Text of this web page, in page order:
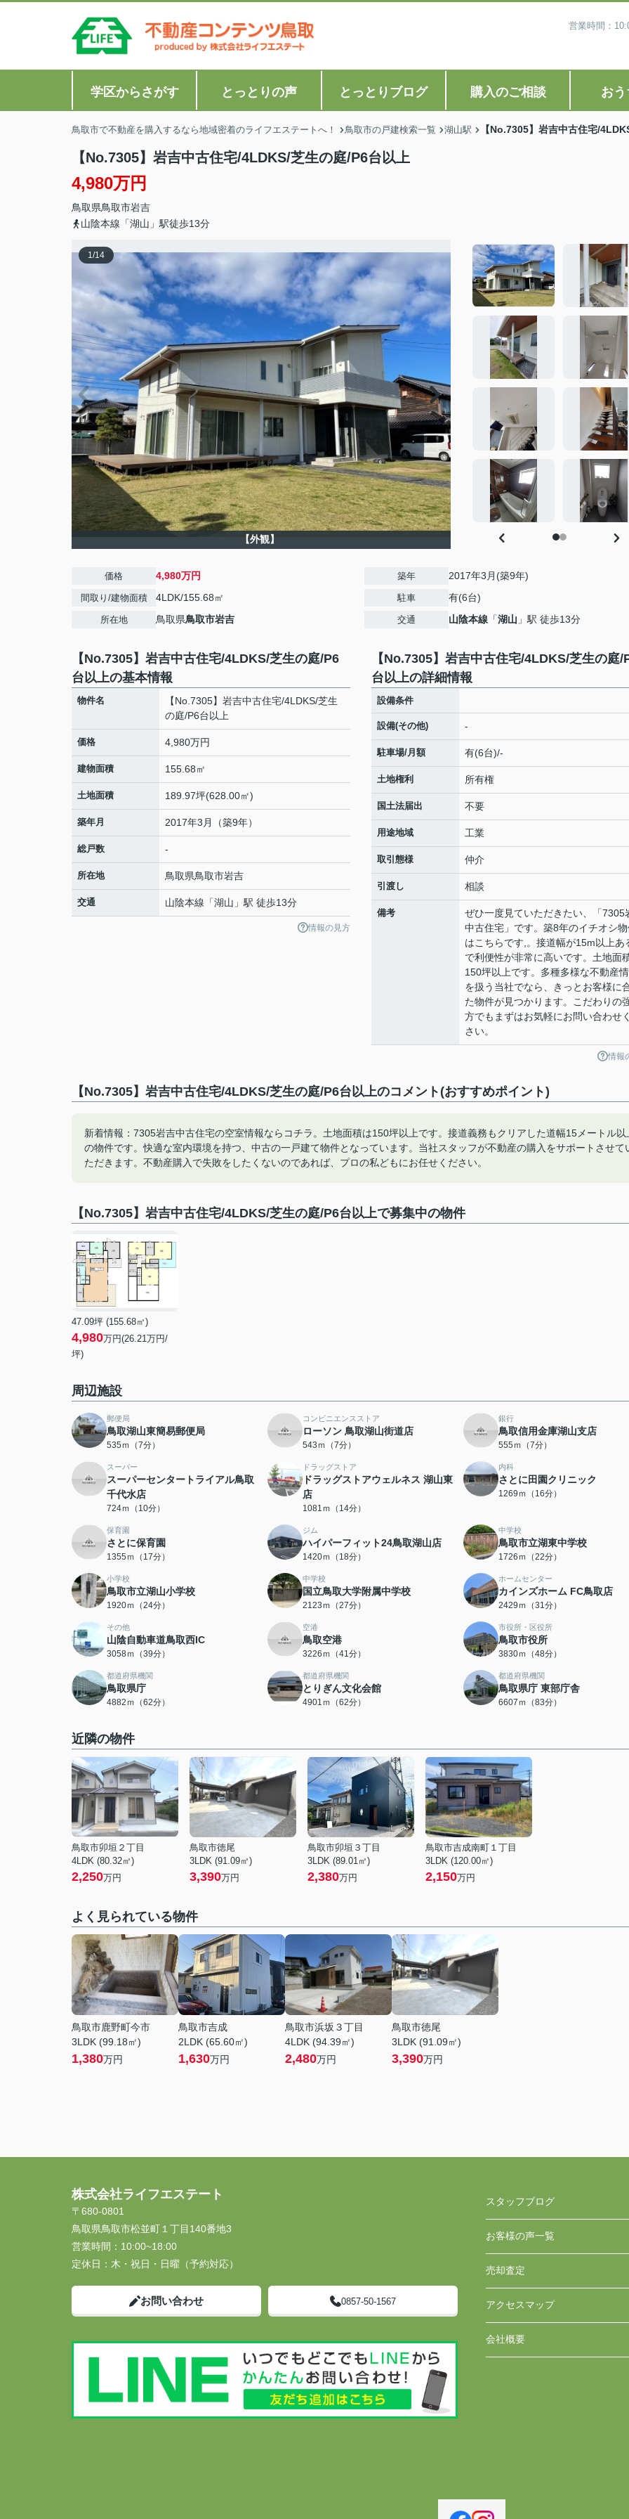
営業時間：
学区からさがす とっとりの声 とっとりブログ 購入のご相談 お
鳥取市で不動産を購入するなら地域密着のライフエステートへ！ 鳥取市の戸建検索一覧 湖山駅 【No.7305】岩吉中古住宅/
【No.7305】岩吉中古住宅/4LDKS/芝生の庭/P6台以上
4,980万円
鳥取県鳥取市岩吉
山陰本線「湖山」駅徒歩13分
1/14
【外観】
価格 4,980万円
間取り/建物面積 4LDK/155.68㎡
所在地 鳥取県鳥取市岩吉
築年 2017年3月(築9年)
駐車 有(6台)
交通 山陰本線 「湖山 」駅 徒歩13分
【No.7305】岩吉中古住宅/4LDKS/芝生の庭/P6
台以上の基本情報
物件名
【No.7305】岩吉中古住宅/4LDKS/芝生
の庭/P6台以上
価格 4,980万円
建物面積 155.68㎡
土地面積 189.97坪(628.00㎡)
築年月 2017年3月（築9年）
総戸数 -
所在地 鳥取県鳥取市岩吉
交通 山陰本線 「湖山 」駅 徒歩13分
情報の見方
【No.7305】岩吉中古住宅/4LDKS/芝生の庭/
台以上の詳細情報
設備条件
設備(その他) -
駐車場/月額 有(6台)/-
土地権利 所有権
国土法届出 不要
用途地域 工業
取引態様 仲介
引渡し 相談
備考
ぜひ一度見ていただきたい、「7305
中古住宅」です。築8年のイチオシ
はこちらです,。接道幅が15m以上あ
で利便性が非常に高いです。土地面
150坪以上です。多種多様な不動産
を扱う当社でなら、きっとお客様に
た物件が見つかります。こだわりの
方でもまずはお気軽にお問い合わせ
さい。
情報
【No.7305】岩吉中古住宅/4LDKS/芝生の庭/P6台以上のコメント(おすすめポイント)
新着情報：7305岩吉中古住宅の空室情報ならコチラ。土地面積は150坪以上です。接道義務もクリアした道幅15メートル以
の物件です。快適な室内環境を持つ、中古の一戸建て物件となっています。当社スタッフが不動産の購入をサポートさせて
ただきます。不動産購入で失敗をしたくないのであれば、プロの私どもにお任せください。
【No.7305】岩吉中古住宅/4LDKS/芝生の庭/P6台以上で募集中の物件
47.09坪 (155.68㎡)
4,980万円(26.21万円/
坪)
周辺施設
郵便局
鳥取湖山東簡易郵便局
535ｍ（7分）
コンビニエンスストア
ローソン 鳥取湖山街道店
543ｍ（7分）
銀行
鳥取信用金庫湖山支店
555ｍ（7分）
スーパー
スーパーセンタートライアル鳥取
千代水店
724ｍ（10分）
ドラッグストア
ドラッグストアウェルネス 湖山東
店
1081ｍ（14分）
内科
さとに田園クリニック
1269ｍ（16分）
保育園
さとに保育園
1355ｍ（17分）
ジム
ハイパーフィット24鳥取湖山店
1420ｍ（18分）
中学校
鳥取市立湖東中学校
1726ｍ（22分）
小学校
鳥取市立湖山小学校
1920ｍ（24分）
中学校
国立鳥取大学附属中学校
2123ｍ（27分）
ホームセンター
カインズホーム FC鳥取店
2429ｍ（31分）
その他
山陰自動車道鳥取西IC
3058ｍ（39分）
空港
鳥取空港
3226ｍ（41分）
市役所・区役所
鳥取市役所
3830ｍ（48分）
都道府県機関
鳥取県庁
4882ｍ（62分）
都道府県機関
とりぎん文化会館
4901ｍ（62分）
都道府県機関
鳥取県庁 東部庁舎
6607ｍ（83分）
近隣の物件
鳥取市卯垣２丁目
4LDK (80.32㎡)
2,250万円
鳥取市徳尾
3LDK (91.09㎡)
3,390万円
鳥取市卯垣３丁目
3LDK (89.01㎡)
2,380万円
鳥取市吉成南町１丁目
3LDK (120.00㎡)
2,150万円
よく見られている物件
鳥取市鹿野町今市
3LDK (99.18㎡)
1,380万円
鳥取市吉成
2LDK (65.60㎡)
1,630万円
鳥取市浜坂３丁目
4LDK (94.39㎡)
2,480万円
鳥取市徳尾
3LDK (91.09㎡)
3,390万円
株式会社ライフエステート
〒680-0801
鳥取県鳥取市松並町１丁目140番地3
営業時間： 10:00~18:00
定休日： 木・祝日・日曜（予約対応）
お問い合わせ 0857-50-1567
スタッフブログ
お客様の声一覧
売却査定
アクセスマップ
会社概要